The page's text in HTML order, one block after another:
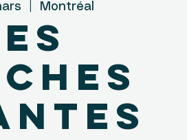
Montréal